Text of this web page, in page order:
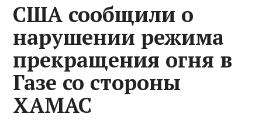
США сообщили о
нарушении режима
прекращения огня в
Газе со стороны
ХАМАС